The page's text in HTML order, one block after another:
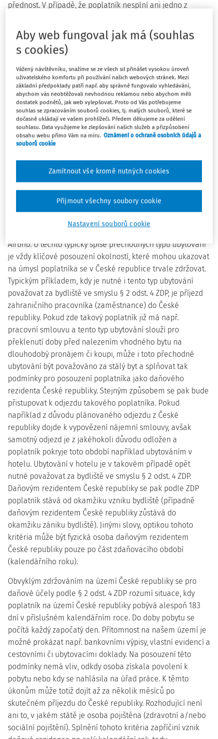
přednost. V případě, že poplatník nesplní ani jedno z
smlouvy, je dle § 2 odst. 3 ZDP daňovým nerezidentem
České republiky.
rozumí stálý byt za okolností, z nichž lze usuzovat na úmysl
se v tomto bytětrvale zdržovat. Pokyn GFŘ D-59 stanoví, že
"(ú)mysl poplatníka zdržovat se trvale ve stálém bytě se
posuzuje vzhledem k okolnostem jeho osobního a
rodinného stavu, tj. žije-li v něm rovněž např. s manželkou,
dětmi, rodiči, či zda byt je využíván v návaznosti na jeho
ekonomické aktivity (samostatnou činnost, zaměstnaní
apod."Tyto okolnosti lze doložit například nájemní
smlouvou, pracovní smlouvou, přítomností a školní
docházkou dětí apod. Stálý byt musí být k dispozici kdykoli
dle potřeby poplatníka. Nezáleží na tom, zda se jedná o
byt vlastní či pronajatý. Bydlištěm přitom nemusí být pouze
byt. V určitých případech může jít i o hotel či ubytování
Airbnb. U těchto typicky spíše přechodných typů ubytování
je vždy klíčové posouzení okolností, které mohou ukazovat
na úmysl poplatníka se v České republice trvale zdržovat.
Typickým příkladem, kdy je nutné i tento typ ubytování
považovat za bydliště ve smyslu § 2 odst. 4 ZDP, je příjezd
zahraničního pracovníka (zaměstnance) do České
republiky. Pokud zde takový poplatník již má např.
pracovní smlouvu a tento typ ubytování slouží pro
překlenutí doby před nalezením vhodného bytu na
dlouhodobý pronájem či koupi, může i toto přechodné
ubytování být považováno za stálý byt a splňovat tak
podmínky pro posouzení poplatníka jako daňového
rezidenta České republiky. Stejným způsobem se pak bude
přistupovat k odjezdu takového poplatníka. Pokud
například z důvodu plánovaného odjezdu z České
republiky dojde k vypovězení nájemní smlouvy, avšak
samotný odjezd je z jakéhokoli důvodu odložen a
poplatník pokryje toto období například ubytováním v
hotelu. Ubytování v hotelu je v takovém případě opět
nutné považovat za bydliště ve smyslu § 2 odst. 4 ZDP.
Daňovým rezidentem České republiky se pak podle ZDP
poplatník stává od okamžiku vzniku bydliště (případně
daňovým rezidentem České republiky zůstává do
okamžiku zániku bydliště). Jinými slovy, optikou tohoto
kritéria může být fyzická osoba daňovým rezidentem
České republiky pouze po část zdaňovacího období
(kalendářního roku).
Obvyklým zdržováním na území České republiky se pro
daňové účely podle § 2 odst. 4 ZDP rozumí situace, kdy
poplatník na území České republiky pobývá alespoň 183
dní v příslušném kalendářním roce. Do doby pobytu se
počítá každý započatý den. Přítomnost na našem území je
možné prokázat např. bankovními výpisy, vlastní evidencí a
cestovními či ubytovacími doklady. Na posouzení této
podmínky nemá vliv, odkdy osoba získala povolení k
pobytu nebo kdy se nahlásila na úřad práce. K těmto
úkonům může totiž dojít až za několik měsíců po
skutečném příjezdu do České republiky. Rozhodující není
ani to, v jakém státě je osoba pojištěna (zdravotní a/nebo
sociální pojištění). Splnění tohoto kritéria zapříčiní vznik
Aby web fungoval jak má (souhlas
s cookies)
Vážený návštěvníku, snažíme se ze všech sil přinášet vysokou úroveň
uživatelského komfortu při používání našich webových stránek. Mezi
základní předpoklady patří např. aby správně fungovalo vyhledávání,
abychom vás neobtěžovali nevhodnou reklamou nebo abychom měli
dostatek podnětů, jak web vylepšovat. Proto od Vás potřebujeme
souhlas se zpracováním souborů cookies, tj. malých souborů, které se
dočasně ukládají ve vašem prohlížeči. Předem děkujeme za udělení
souhlasu. Data využijeme ke zlepšování našich služeb a přizpůsobení
obsahu webu přímo Vám na míru. Oznámení o ochraně osobních údajů a
souborů cookie
Nastavení souborů cookie
Zamítnout vše kromě nutných cookies
Přijmout všechny soubory cookie